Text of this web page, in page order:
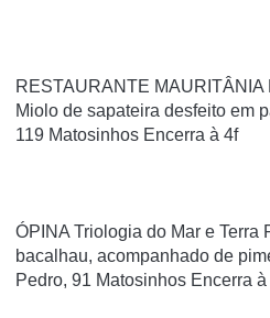
RESTAURANTE MAURITÂNIA
Miolo de sapateira desfeito em
119 Matosinhos Encerra à 4f
ÓPINA Triologia do Mar e Terra
bacalhau, acompanhado de
Pedro, 91 Matosinhos Encerra à